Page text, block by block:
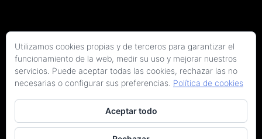
Copyright 2026 Kaitek Servicios Tecnicos para la Construcción S.L.P. | Todos los
derechos reservados
Utilizamos cookies propias y de terceros para garantizar el
funcionamiento de la web, medir su uso y mejorar nuestros
servicios. Puede aceptar todas las cookies, rechazar las no
necesarias o configurar sus preferencias. Política de cookies
Aceptar todo